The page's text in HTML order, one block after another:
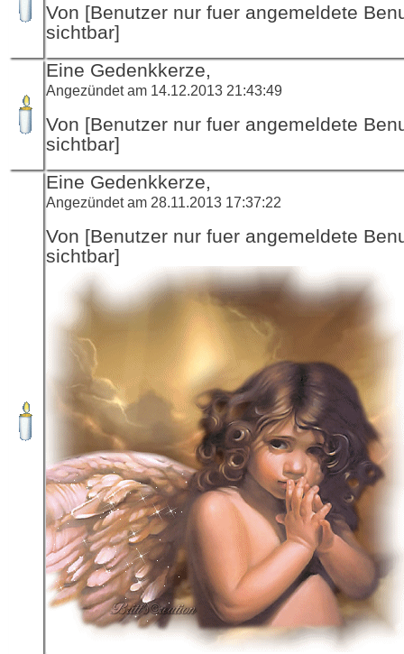
Von [Benutzer nur fuer angemeldete
sichtbar]
Eine Gedenkkerze,
Angezündet am 14.12.2013 21:43:49
Von [Benutzer nur fuer angemeldete
sichtbar]
Eine Gedenkkerze,
Angezündet am 28.11.2013 17:37:22
Von [Benutzer nur fuer angemeldete
sichtbar]